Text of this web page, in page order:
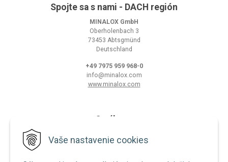
Vaše nastavenie cookies
Spojte sa s nami - DACH región
MINALOX GmbH
Oberholenbach 3
73453 Abtsgmünd
Deutschland
+49 7975 959 968-0
info@minalox.com
www.minalox.com
O nákupe